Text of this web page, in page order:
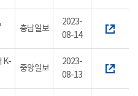
충남일보
2023-
08-14
K-
중앙일보
2023-
08-13